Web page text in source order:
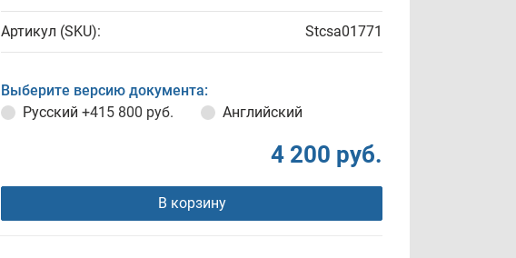
Артикул (SKU): Stcsa01771
Выберите версию документа:
Русский +415 800 руб. Английский
4 200 руб.
В корзину